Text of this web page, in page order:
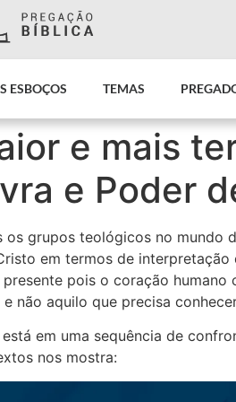
ESBOÇOS TEMAS
e mais
e Poder
os grupos teológicos no mundo
em termos de
pois o coração
e não aquilo que precisa
em uma sequência de
nos mostra: